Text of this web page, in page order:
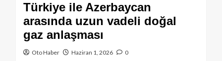
Türkiye ile Azerbaycan
arasında uzun vadeli doğal
gaz anlaşması
Oto Haber Haziran 1, 2026 0